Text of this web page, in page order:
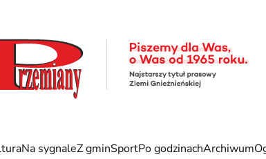
Na sygnaleZ gminSportPo godzinachArchiwum